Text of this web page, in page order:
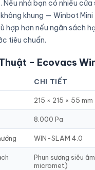
nhà bạn có nhiều cửa
khung — Winbot Mini
hợp hơn nếu ngân sách
tiêu chuẩn.
– Ecovacs
CHI TIẾT
215 × 215 × 55 mm
8.000 Pa
WIN-SLAM 4.0
Phun sương siêu
micromet)